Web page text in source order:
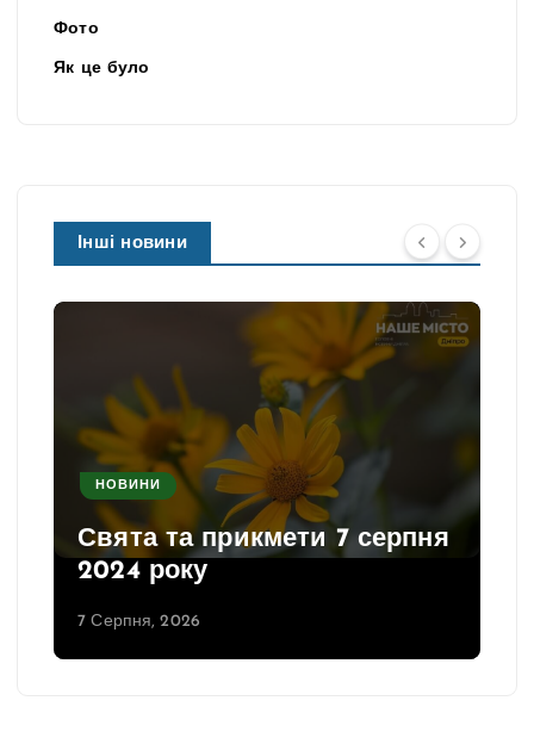
Фото
Як це було
Інші новини
НОВИНИ
Свята та прикмети 7 серпня
2024 року
7 Серпня, 2026